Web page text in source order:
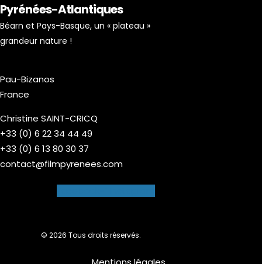
Pyrénées-Atlantiques
Béarn et Pays-Basque, un « plateau »
grandeur nature !
Pau-Bizanos
France
Christine SAINT-CRICQ
+33 (0) 6 22 34 44 49
+33 (0) 6 13 80 30 37
contact@filmpyrenees.com
© 2026 Tous droits réservés.